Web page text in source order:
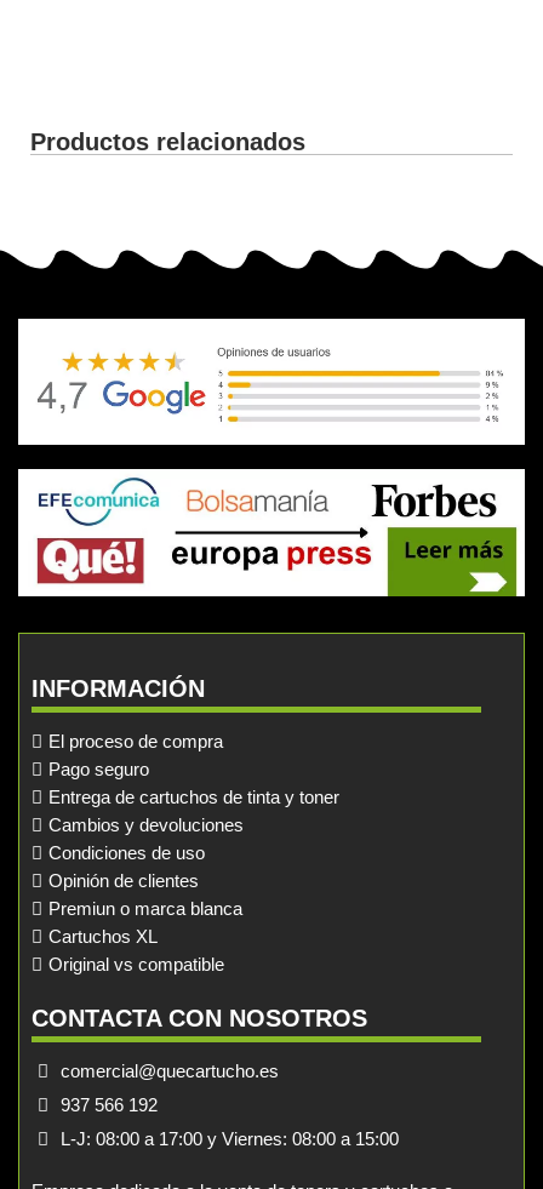
Productos relacionados
INFORMACIÓN
El proceso de compra
Pago seguro
Entrega de cartuchos de tinta y toner
Cambios y devoluciones
Condiciones de uso
Opinión de clientes
Premiun o marca blanca
Cartuchos XL
Original vs compatible
CONTACTA CON NOSOTROS
comercial@quecartucho.es
937 566 192
L-J: 08:00 a 17:00 y Viernes: 08:00 a 15:00